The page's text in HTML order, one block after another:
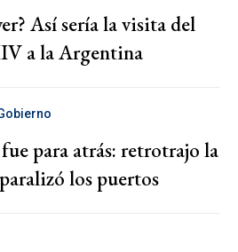
Así sería la visita del
a la Argentina
para atrás: retrotrajo la
los puertos